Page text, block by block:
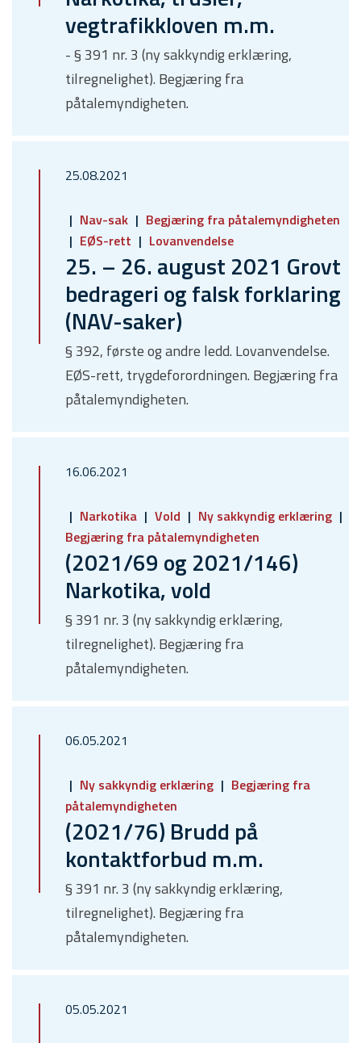
vegtrafikkloven m.m.
- § 391 nr. 3 (ny sakkyndig erklæring,
tilregnelighet). Begjæring fra
påtalemyndigheten.
25.08.2021
Nav-sak
Begjæring fra påtalemyndigheten
EØS-rett
Lovanvendelse
25. – 26. august 2021 Grovt
bedrageri og falsk forklaring
(NAV-saker)
§ 392, første og andre ledd. Lovanvendelse.
EØS-rett, trygdeforordningen. Begjæring fra
påtalemyndigheten.
16.06.2021
Narkotika Vold
Ny sakkyndig erklæring
Begjæring fra påtalemyndigheten
(2021/69 og 2021/146)
Narkotika, vold
§ 391 nr. 3 (ny sakkyndig erklæring,
tilregnelighet). Begjæring fra
påtalemyndigheten.
06.05.2021
Ny sakkyndig erklæring
Begjæring fra
påtalemyndigheten
(2021/76) Brudd på
kontaktforbud m.m.
§ 391 nr. 3 (ny sakkyndig erklæring,
tilregnelighet). Begjæring fra
påtalemyndigheten.
05.05.2021